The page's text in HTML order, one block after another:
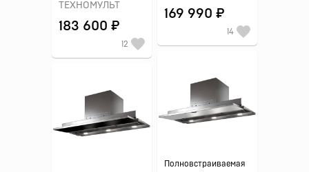
ТЕХНОМУЛЬТ
183 600 ₽
12
169 990 ₽
14
Полновстраиваемая